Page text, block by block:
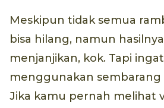
Meskipun tidak semua
bisa hilang, namun
menjanjikan, kok. Tapi
menggunakan
Jika kamu pernah melihat